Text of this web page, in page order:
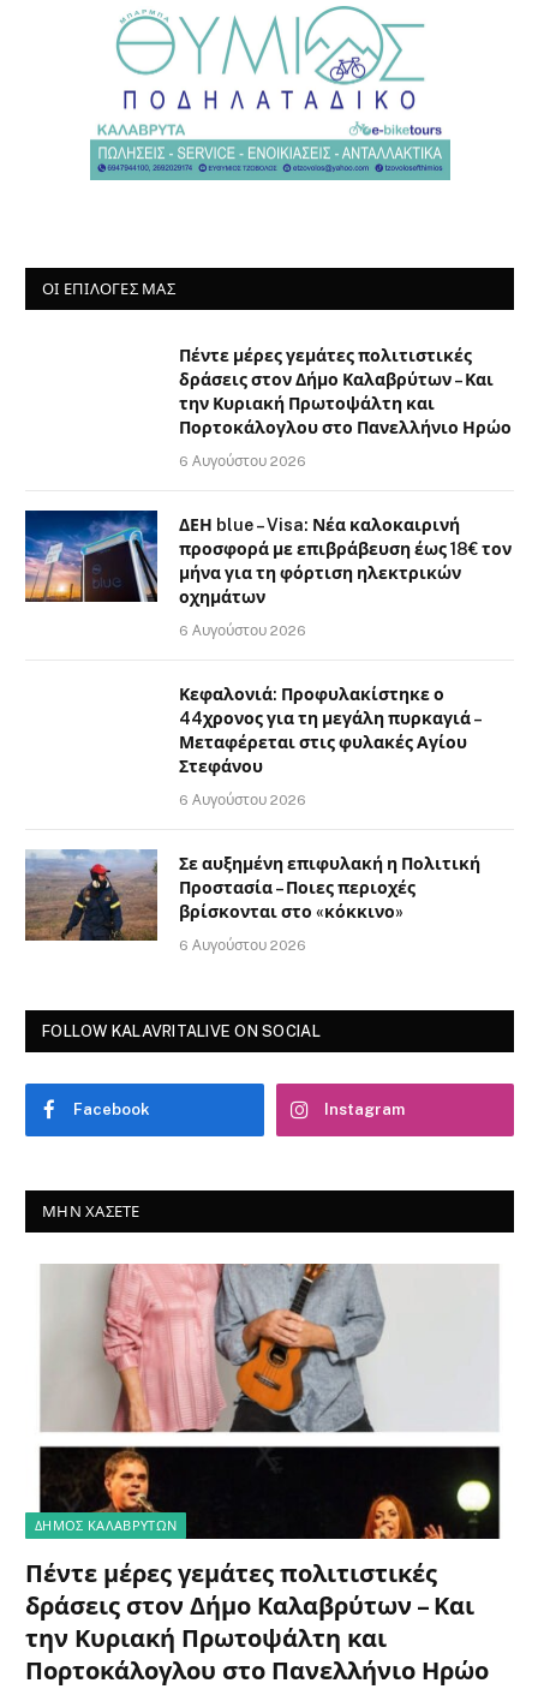
ΟΙ ΕΠΙΛΟΓΈΣ ΜΑΣ
Πέντε μέρες γεμάτες πολιτιστικές
δράσεις στον Δήμο Καλαβρύτων – Και
την Κυριακή Πρωτοψάλτη και
Πορτοκάλογλου στο Πανελλήνιο Ηρώο
6 Αυγούστου 2026
ΔΕΗ blue – Visa: Νέα καλοκαιρινή
προσφορά με επιβράβευση έως 18€ τον
μήνα για τη φόρτιση ηλεκτρικών
οχημάτων
6 Αυγούστου 2026
Κεφαλονιά: Προφυλακίστηκε ο
44χρονος για τη μεγάλη πυρκαγιά –
Μεταφέρεται στις φυλακές Αγίου
Στεφάνου
6 Αυγούστου 2026
Σε αυξημένη επιφυλακή η Πολιτική
Προστασία – Ποιες περιοχές
βρίσκονται στο «κόκκινο»
6 Αυγούστου 2026
FOLLOW KALAVRITALIVE ON SOCIAL
Facebook Instagram
ΜΗΝ ΧΆΣΕΤΕ
ΔΗΜΟΣ ΚΑΛΑΒΡΥΤΩΝ
Πέντε μέρες γεμάτες πολιτιστικές
δράσεις στον Δήμο Καλαβρύτων – Και
την Κυριακή Πρωτοψάλτη και
Πορτοκάλογλου στο Πανελλήνιο Ηρώο